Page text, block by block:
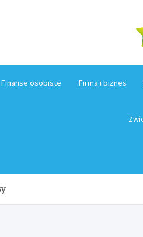
Finanse osobiste Firma i biznes